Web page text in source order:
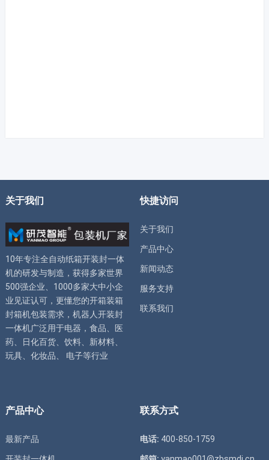
关于我们
10年专注全自动纸箱开装封一体
机的研发与制造，获得多家世界
500强企业、1000多家大中小企
业见证认可，更懂您的开箱装箱
封箱机包装需求， 机器人开装封
一体机广泛用于电器，食品、医
药、日化百货、饮料、新材料、
玩具、化妆品、 电子等行业
快捷访问
关于我们
产品中心
新闻动态
服务支持
联系我们
产品中心
最新产品
联系方式
电话: 400-850-1759